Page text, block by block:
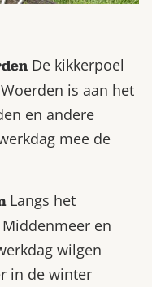
De kikkerpoel
is aan het
en andere
mee de
Langs het
en
wilgen
in de winter